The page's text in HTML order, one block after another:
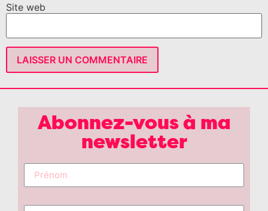
Site web
Abonnez-vous à ma
newsletter